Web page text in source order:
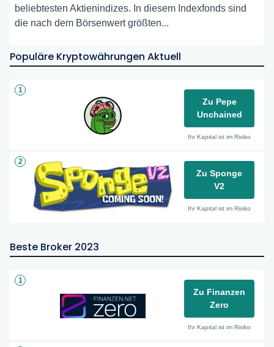
beliebtesten Aktienindizes. In diesem Indexfonds sind
die nach dem Börsenwert größten...
Populäre Kryptowährungen Aktuell
1
Zu Pepe
Unchained
Ihr Kapital ist im Risiko
2
Zu Sponge
V2
Ihr Kapital ist im Risiko
Beste Broker 2023
1
Zu Finanzen
Zero
Ihr Kapital ist im Risiko